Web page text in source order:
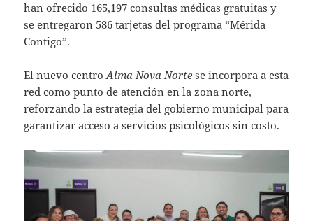
han ofrecido 165,197 consultas médicas gratuitas y
se entregaron 586 tarjetas del programa “Mérida
Contigo”.
El nuevo centroAlma Nova Norte se incorpora a esta
red como punto de atención en la zona norte,
reforzando la estrategia del gobierno municipal para
garantizar acceso a servicios psicológicos sin costo.